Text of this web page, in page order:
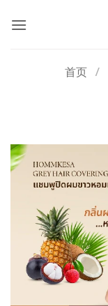
首页 /